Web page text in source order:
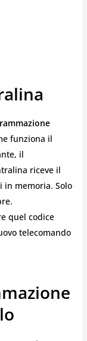
funziona il
il
riceve il
in memoria. Solo
quel codice
telecomando